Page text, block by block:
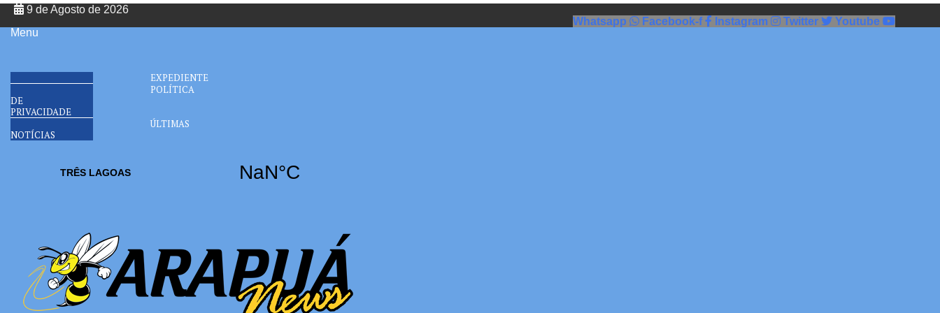
9 de Agosto de 2026
Whatsapp
Facebook-f Instagram Twitter
Youtube
Menu
EXPEDIENTE
POLÍTICA
DE
PRIVACIDADE
ÚLTIMAS
NOTÍCIAS